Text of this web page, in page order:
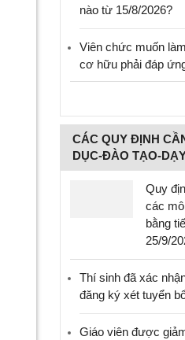
nào từ 15/8/2026?
Viên chức muốn
cơ hữu phải đáp
CÁC QUY ĐỊNH
DỤC-ĐÀO TẠO-
Quy
các
bằng
25/9/
Thí sinh đã xác
đăng ký xét tuyển
Giáo viên được